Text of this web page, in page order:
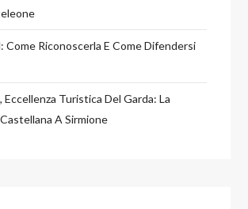
Come Riconoscerla E Come Difendersi
Eccellenza Turistica Del Garda: La
A Sirmione